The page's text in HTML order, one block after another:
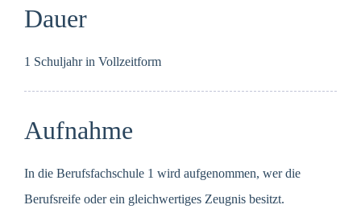
Dauer
1 Schuljahr in Vollzeitform
Aufnahme
In die Berufsfachschule 1 wird aufgenommen, wer die
Berufsreife oder ein gleichwertiges Zeugnis besitzt.